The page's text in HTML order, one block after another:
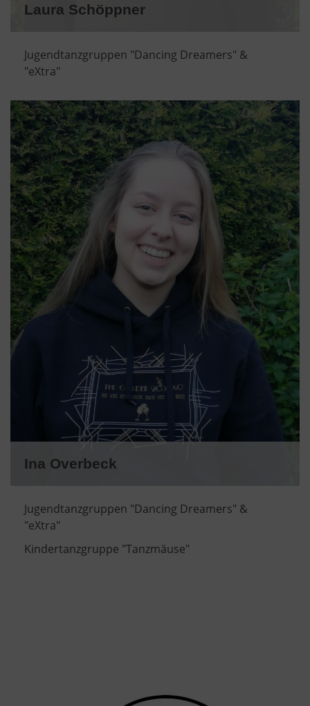
Laura Schöppner
Jugendtanzgruppen "Dancing Dreamers" &
"eXtra"
Ina Overbeck
Jugendtanzgruppen "Dancing Dreamers" &
"eXtra"
Kindertanzgruppe "Tanzmäuse"